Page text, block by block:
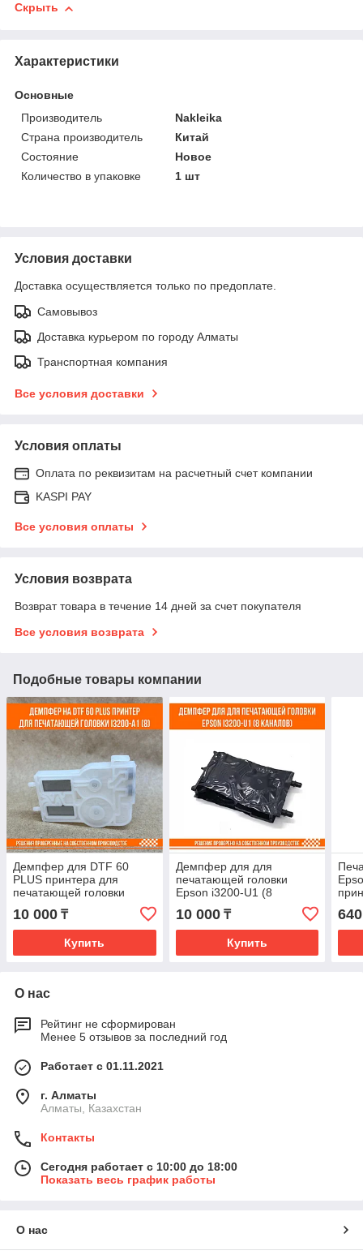
Скрыть
Характеристики
Основные
Производитель
Nakleika
Страна производитель
Китай
Состояние
Новое
Количество в упаковке
1 шт
Условия доставки
Доставка осуществляется только по предоплате.
Самовывоз
Доставка курьером по городу Алматы
Транспортная компания
Все условия доставки
Условия оплаты
Оплата по реквизитам на расчетный счет компании
KASPI PAY
Все условия оплаты
Условия возврата
Возврат товара в течение 14 дней за счет покупателя
Все условия возврата
Подобные товары компании
Демпфер для DTF 60
PLUS принтера для
печатающей головки
Epson i3200-a1 (8)
10 000 ₸
Купить
Демпфер для для
печатающей головки
Epson i3200-U1 (8
10 000₸
Купить
О нас
Рейтинг не сформирован
Менее 5 отзывов за последний год
Работает с 01.11.2021
г. Алматы
Алматы, Казахстан
Контакты
Сегодня работает с 10:00 до 18:00
Показать весь график работы
О нас